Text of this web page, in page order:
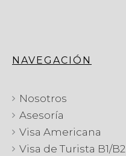
NAVEGACIÓN
Nosotros
Asesoría
Visa Americana
Visa de Turista B1/B2